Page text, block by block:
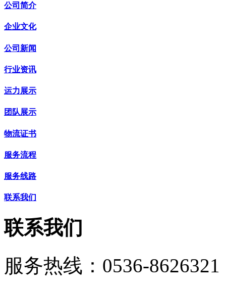
公司简介
企业文化
公司新闻
行业资讯
运力展示
团队展示
物流证书
服务流程
服务线路
联系我们
联系我们
服务热线： 0536-8626321